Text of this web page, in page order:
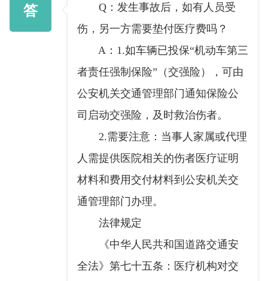
答
Q：发生事故后，如有人员受
伤，另一方需要垫付医疗费吗？
A：1.如车辆已投保“机动车第三
者责任强制保险”（交强险），可由
公安机关交通管理部门通知保险公
司启动交强险，及时救治伤者。
2.需要注意：当事人家属或代理
人需提供医院相关的伤者医疗证明
材料和费用交付材料到公安机关交
通管理部门办理。
法律规定
《中华人民共和国道路交通安
全法》第七十五条：医疗机构对交